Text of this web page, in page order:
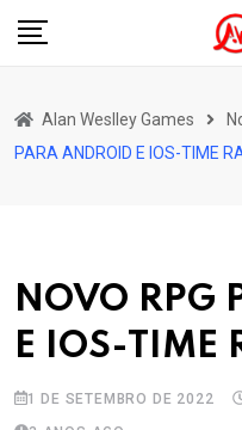
Skip
Alan Weslley Games
PARA ANDROID E IOS-TIME
NOVO RPG
E IOS-TIME
1 DE SETEMBRO DE 2022